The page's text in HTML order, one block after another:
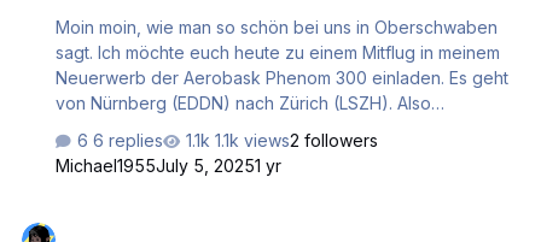
Moin moin, wie man so schön bei uns in Oberschwaben
sagt. Ich möchte euch heute zu einem Mitflug in meinem
Neuerwerb der Aerobask Phenom 300 einladen. Es geht
von Nürnberg (EDDN) nach Zürich (LSZH). Also
6 replies 1.1k views2 followers
Michael1955July 5, 20251 yr